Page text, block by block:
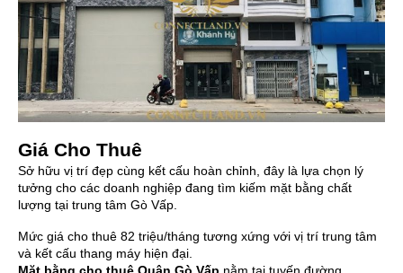
Giá Cho Thuê
Sở hữu vị trí đẹp cùng kết cấu hoàn chỉnh, đây là lựa chọn lý
tưởng cho các doanh nghiệp đang tìm kiếm mặt bằng chất
lượng tại trung tâm Gò Vấp.
Mức giá cho thuê 82 triệu/tháng tương xứng với vị trí trung tâm
và kết cấu thang máy hiện đại.